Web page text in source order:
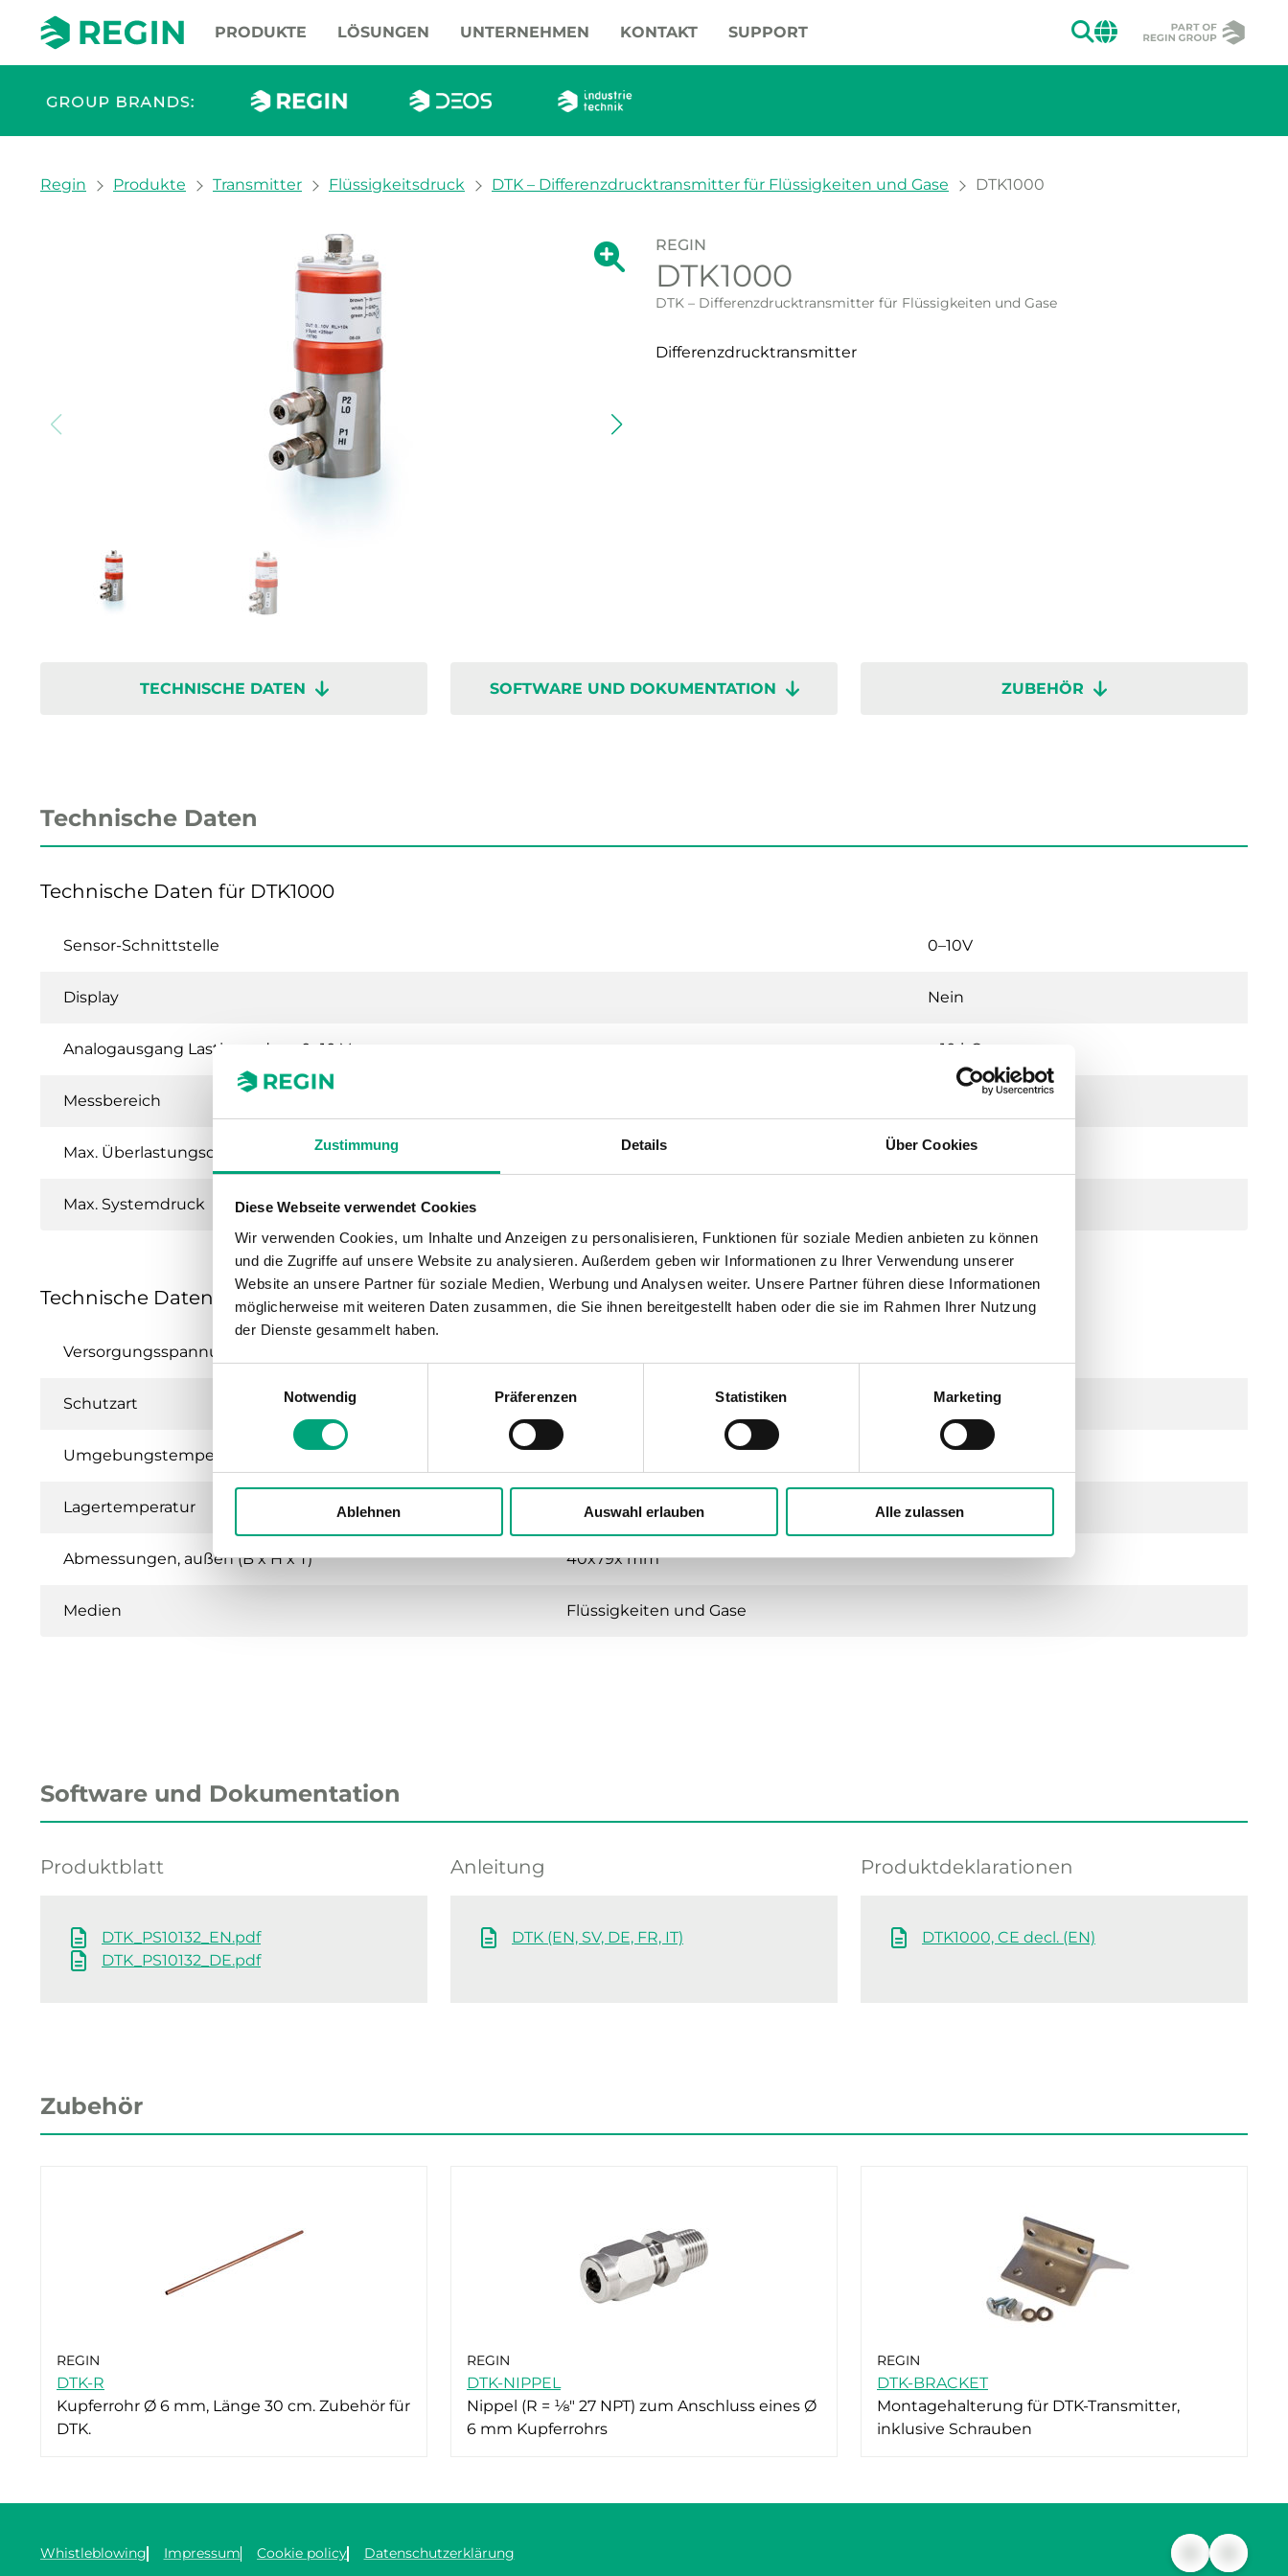
Zustimmung Details Über Cookies
Diese Webseite verwendet Cookies
Wir verwenden Cookies, um Inhalte und Anzeigen zu personalisieren, Funktionen für soziale Medien anbieten zu können
und die Zugriffe auf unsere Website zu analysieren. Außerdem geben wir Informationen zu Ihrer Verwendung unserer
Website an unsere Partner für soziale Medien, Werbung und Analysen weiter. Unsere Partner führen diese Informationen
möglicherweise mit weiteren Daten zusammen, die Sie ihnen bereitgestellt haben oder die sie im Rahmen Ihrer Nutzung
der Dienste gesammelt haben.
Notwendig
Präferenzen Statistiken Marketing
Ablehnen Auswahl erlauben Alle zulassen
PRODUKTE LÖSUNGEN UNTERNEHMEN KONTAKT SUPPORT SUCHEN
CHANGE
You are here:
Regin Produkte Transmitter Flüssigkeitsdruck DTK – Differenzdrucktransmitter für Flüssigkeiten und Gase DTK1000
Zeige große Version des Bildes.
Zeige große Version des Bildes.
REGIN
DTK1000
DTK – Differenzdrucktransmitter für Flüssigkeiten und Gase
Differenzdrucktransmitter
TECHNISCHE DATEN SOFTWARE UND DOKUMENTATION ZUBEHÖR
Technische Daten
Technische Daten für DTK1000
Sensor-Schnittstelle 0–10V
Display Nein
Analogausgang Lastimpedanz 0...10 V > 10 kΩ
Messbereich 0-1000 kPa
Max. Überlastungsdruck 2000 kPa
Max. Systemdruck
Technische Daten für DTK – Differenzdrucktransmitter für Flüssigkeiten und Gase
Versorgungsspannung
Schutzart IP65
Umgebungstemperatur
Lagertemperatur -15…85 °C
Abmessungen, außen (B x H x T) 40x79x mm
Medien Flüssigkeiten und Gase
Software und Dokumentation
Produktblatt
DTK_PS10132_EN.pdf
DTK_PS10132_DE.pdf
Anleitung
DTK (EN, SV, DE, FR, IT)
Produktdeklarationen
DTK1000, CE decl. (EN)
Zubehör
REGIN
DTK-R
Kupferrohr Ø 6 mm, Länge 30 cm. Zubehör für
DTK.
REGIN
DTK-NIPPEL
Nippel (R = ⅛" 27 NPT) zum Anschluss eines Ø
6 mm Kupferrohrs
REGIN
DTK-BRACKET
Montagehalterung für DTK-Transmitter,
inklusive Schrauben
Whistleblowing Impressum Cookie policy Datenschutzerklärung